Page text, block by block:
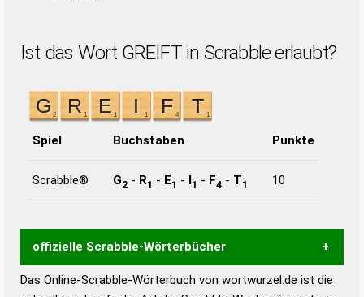
Ist das Wort GREIFT in Scrabble erlaubt?
Spiel Buchstaben Punkte
Scrabble® G2 - R1 - E1 - I1 - F4 - T1 10
offizielle Scrabble-Wörterbücher
Wortwurzel liefert mit Hilfe eines semantischen
Das Online-Scrabble-Wörterbuch von wortwurzel.de ist die